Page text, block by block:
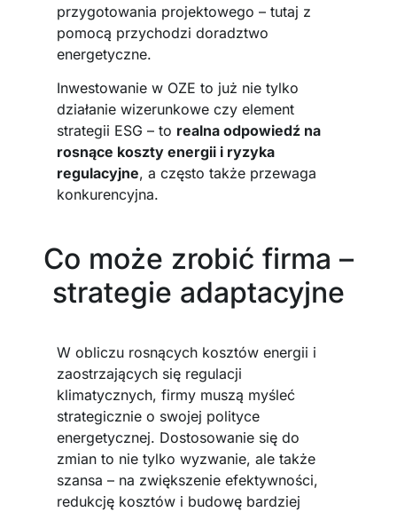
przygotowania projektowego – tutaj z
pomocą przychodzi doradztwo
energetyczne.
Inwestowanie w OZE to już nie tylko
działanie wizerunkowe czy element
strategii ESG – to realna odpowiedź na
rosnące koszty energii i ryzyka
regulacyjne, a często także przewaga
konkurencyjna.
Co może zrobić firma –
strategie adaptacyjne
W obliczu rosnących kosztów energii i
zaostrzających się regulacji
klimatycznych, firmy muszą myśleć
strategicznie o swojej polityce
energetycznej. Dostosowanie się do
zmian to nie tylko wyzwanie, ale także
szansa – na zwiększenie efektywności,
redukcję kosztów i budowę bardziej